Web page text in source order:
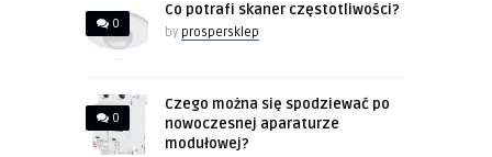
0
Co potrafi skaner częstotliwości?
by prospersklep
0
Czego można się spodziewać po
nowoczesnej aparaturze
modułowej?